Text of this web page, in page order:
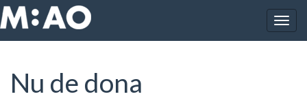
Vés al contingut
Inici Nu de dona
Nu de dona